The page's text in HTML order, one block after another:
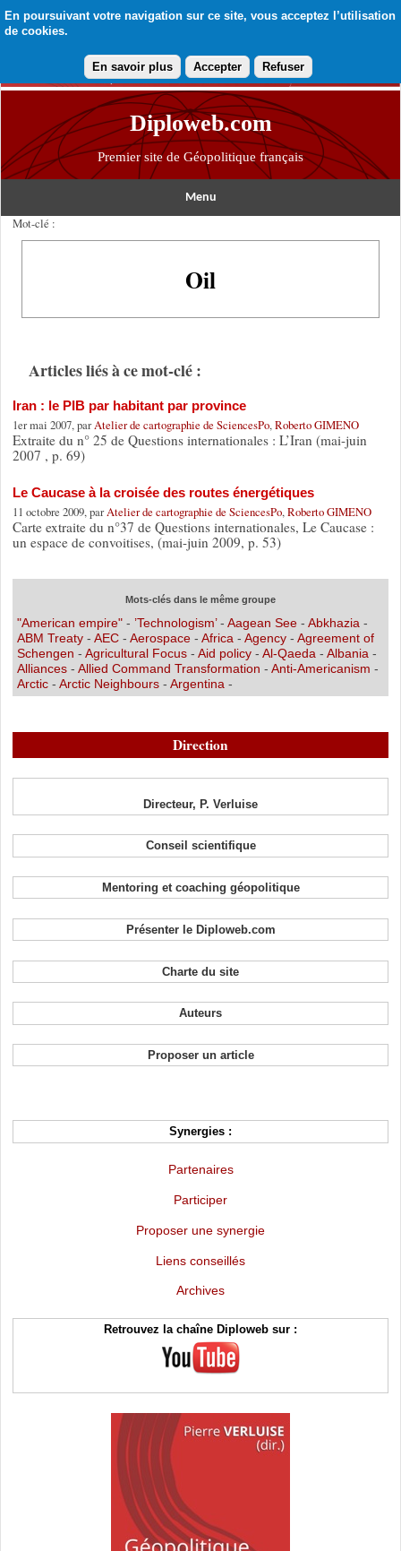
En poursuivant votre navigation sur ce site, vous acceptez l’utilisation
de cookies.
En savoir plus Accepter Refuser
Diploweb.com
Premier site de Géopolitique français
Menu
Mot-clé :
Oil
Articles liés à ce mot-clé :
Iran : le PIB par habitant par province
1er mai 2007, parAtelier de cartographie de SciencesPo, Roberto GIMENO
Extraite du n° 25 de Questions internationales : L’Iran (mai-juin
2007 , p. 69)
Le Caucase à la croisée des routes énergétiques
11 octobre 2009, parAtelier de cartographie de SciencesPo, Roberto GIMENO
Carte extraite du n°37 de Questions internationales, Le Caucase :
un espace de convoitises, (mai-juin 2009, p. 53)
Mots-clés dans le même groupe
"American empire"- ’Technologism’- Aagean See- Abkhazia -
ABM Treaty- AEC- Aerospace- Africa - Agency- Agreement of
Schengen - Agricultural Focus - Aid policy- Al-Qaeda - Albania -
Alliances- Allied Command Transformation - Anti-Americanism -
Arctic- Arctic Neighbours- Argentina -
Direction
Directeur, P. Verluise
Conseil scientifique
Mentoring et coaching géopolitique
Présenter le Diploweb.com
Charte du site
Auteurs
Proposer un article
Synergies :
Partenaires
Participer
Proposer une synergie
Liens conseillés
Archives
Retrouvez la chaîne Diploweb sur :